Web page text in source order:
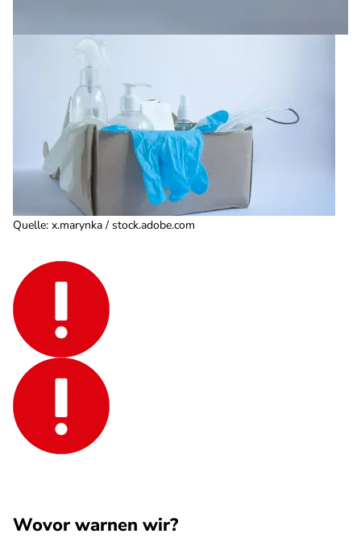
Quelle: x.marynka / stock.adobe.com
Wovor warnen wir?